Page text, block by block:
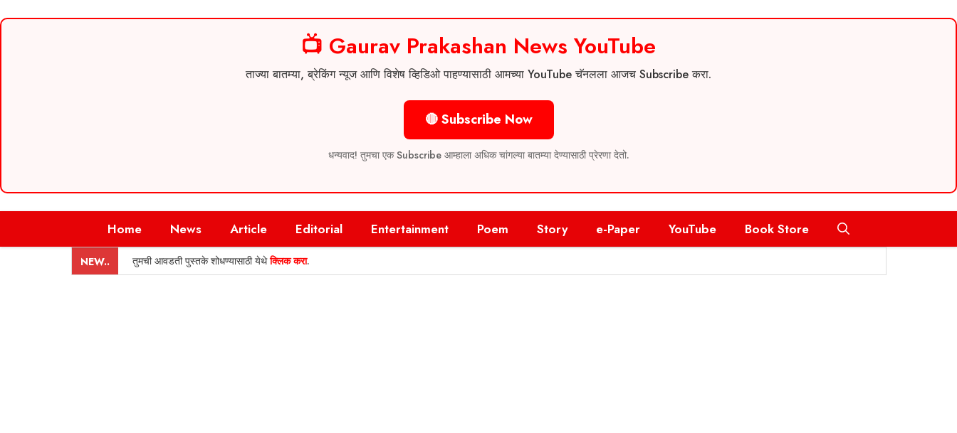
📺 Gaurav Prakashan News YouTube
ताज्या बातम्या, ब्रेकिंग न्यूज आणि विशेष व्हिडिओ पाहण्यासाठी आमच्या YouTube चॅनलला आजच Subscribe करा.
🔴 Subscribe Now
धन्यवाद! तुमचा एक Subscribe आम्हाला अधिक चांगल्या बातम्या देण्यासाठी प्रेरणा देतो.
Home News Article Editorial Entertainment Poem Story e-Paper YouTube Book Store
NEW.. तुमची आवडती पुस्तके शोधण्यासाठी येथेक्लिक करा.